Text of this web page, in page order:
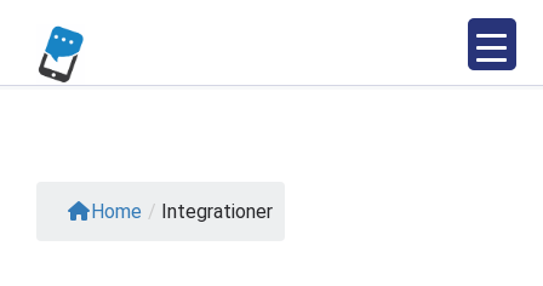
indhold
Home / Integrationer